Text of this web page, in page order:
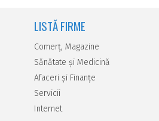
LISTĂ FIRME
Comerţ, Magazine
Sănătate şi Medicină
Afaceri şi Finanţe
Servicii
Internet